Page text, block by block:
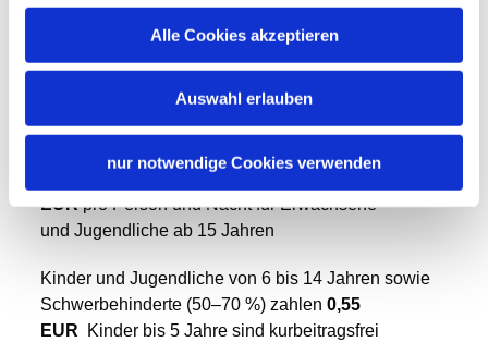
Alle Cookies akzeptieren
Auswahl erlauben
nur notwendige Cookies verwenden
Konditionen/Extras
Der Kurbeitrag in Siegsdorf beträgt aktuell
EURpro Person und Nacht für Erwachsene
und Jugendliche ab 15 Jahren
Kinder und Jugendliche von 6 bis 14 Jahren sowie
Schwerbehinderte (50–70 %) zahlen0,55
EUR Kinder bis 5 Jahre sind kurbeitragsfrei